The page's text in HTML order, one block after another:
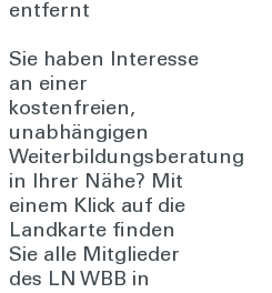
entfernt
Sie haben Interesse
an einer
kostenfreien,
unabhängigen
Weiterbildungsberatung
in Ihrer Nähe? Mit
einem Klick auf die
Landkarte finden
Sie alle Mitglieder
des LN WBB in